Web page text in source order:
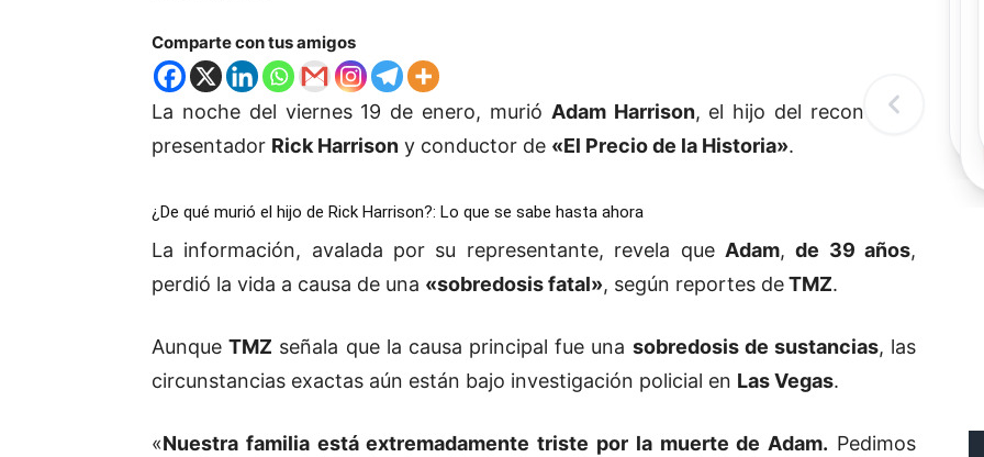
Comparte con tus amigos
La noche del viernes 19 de enero, murió Adam Harrison, el hijo del reconocido
presentador Rick Harrison y conductor de «El Precio de la Historia».
¿De qué murió el hijo de Rick Harrison?: Lo que se sabe hasta ahora
La información, avalada por su representante, revela que Adam,de 39 años,
perdió la vida a causa de una «sobredosis fatal», según reportes deTMZ.
AunqueTMZ señala que la causa principal fue una sobredosis de sustancias, las
circunstancias exactas aún están bajo investigación policial en Las Vegas.
«Nuestra familia está extremadamente triste por la muerte de Adam. Pedimos